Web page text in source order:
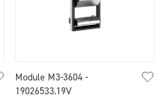
Module M3-3604 -
19026533.19V